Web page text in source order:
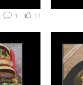
1 11